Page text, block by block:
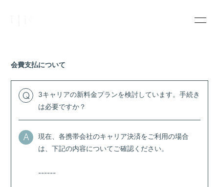
N
ログイン
会費支払について
Q
3キャリアの新料金プランを検討しています。手続き
は必要ですか？
A
現在、各携帯会社のキャリア決済をご利用の場合
は、下記の内容についてご確認ください。
------